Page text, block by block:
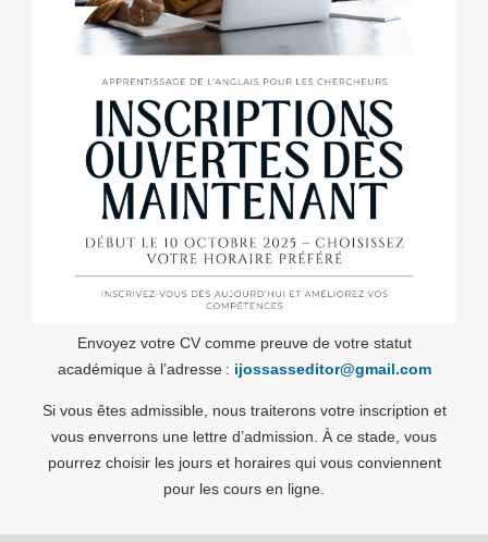
Envoyez votre CV comme preuve de votre statut
académique à l’adresse : ijossasseditor@gmail.com
Si vous êtes admissible, nous traiterons votre inscription et
vous enverrons une lettre d’admission. À ce stade, vous
pourrez choisir les jours et horaires qui vous conviennent
pour les cours en ligne.